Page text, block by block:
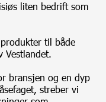
liten bedrift som
til både
Vestlandet.
bransjen og en dyp
streber vi